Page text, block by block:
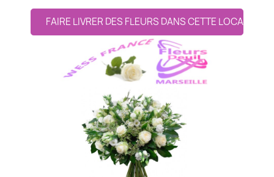
FAIRE LIVRER DES FLEURS DANS CETTE LOCALITE